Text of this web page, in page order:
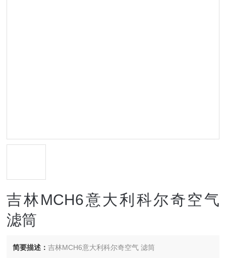
吉林MCH6意大利科尔奇空气
滤筒
简要描述：吉林MCH6意大利科尔奇空气 滤筒